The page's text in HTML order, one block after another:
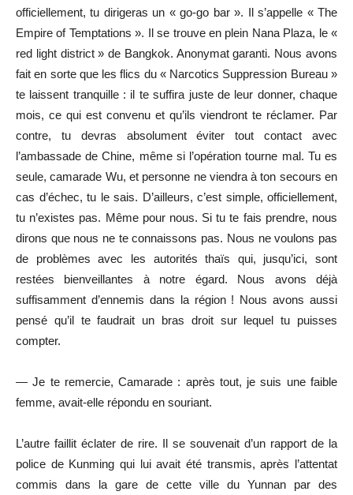
officiellement, tu dirigeras un « go-go bar ». Il s’appelle « The
Empire of Temptations ». Il se trouve en plein Nana Plaza, le «
red light district » de Bangkok. Anonymat garanti. Nous avons
fait en sorte que les flics du « Narcotics Suppression Bureau »
te laissent tranquille : il te suffira juste de leur donner, chaque
mois, ce qui est convenu et qu’ils viendront te réclamer. Par
contre, tu devras absolument éviter tout contact avec
l’ambassade de Chine, même si l’opération tourne mal. Tu es
seule, camarade Wu, et personne ne viendra à ton secours en
cas d’échec, tu le sais. D’ailleurs, c’est simple, officiellement,
tu n’existes pas. Même pour nous. Si tu te fais prendre, nous
dirons que nous ne te connaissons pas. Nous ne voulons pas
de problèmes avec les autorités thaïs qui, jusqu’ici, sont
restées bienveillantes à notre égard. Nous avons déjà
suffisamment d’ennemis dans la région ! Nous avons aussi
pensé qu’il te faudrait un bras droit sur lequel tu puisses
compter.
— Je te remercie, Camarade : après tout, je suis une faible
femme, avait-elle répondu en souriant.
L’autre faillit éclater de rire. Il se souvenait d’un rapport de la
police de Kunming qui lui avait été transmis, après l’attentat
commis dans la gare de cette ville du Yunnan par des